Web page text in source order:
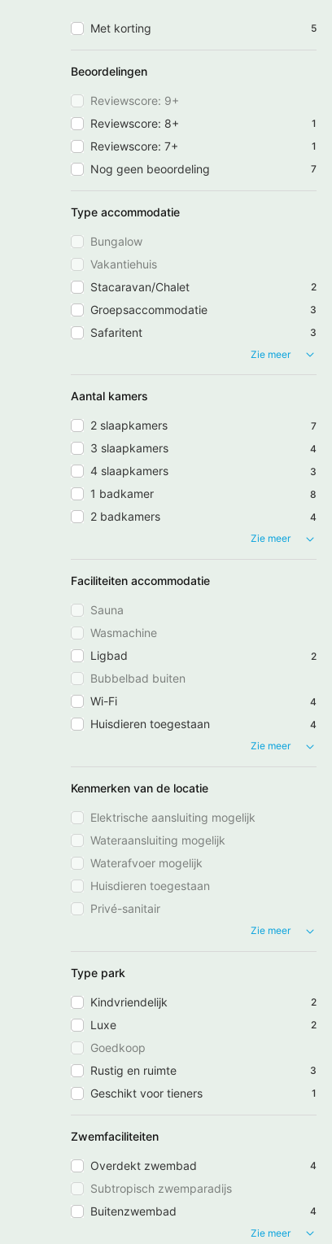
Met korting 5
Beoordelingen
Reviewscore: 9+
Reviewscore: 8+
1
Reviewscore: 7+ 1
Nog geen beoordeling 7
Type accommodatie
Bungalow
Vakantiehuis
Stacaravan/Chalet
2
Groepsaccommodatie 3
Safaritent
3
Zie meer
Aantal kamers
2 slaapkamers 7
3 slaapkamers 4
4 slaapkamers 3
1 badkamer 8
2 badkamers
4
Zie meer
Faciliteiten accommodatie
Sauna
Wasmachine
Ligbad
2
Bubbelbad buiten
Wi-Fi
4
Huisdieren toegestaan
4
Zie meer
Kenmerken van de locatie
Elektrische aansluiting mogelijk
Wateraansluiting mogelijk
Waterafvoer mogelijk
Huisdieren toegestaan
Privé-sanitair
Zie meer
Type park
Kindvriendelijk 2
Luxe 2
Goedkoop
Rustig en ruimte
3
Geschikt voor tieners 1
Zwemfaciliteiten
Overdekt zwembad 4
Subtropisch zwemparadijs
Buitenzwembad
4
Zie meer